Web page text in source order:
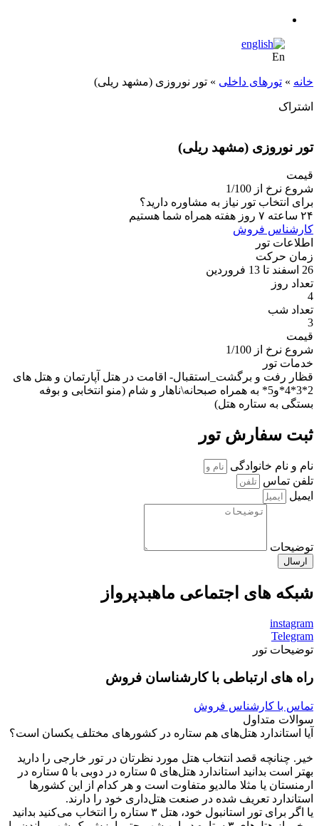
En
خانه » تورهای داخلی » تور نوروزی (مشهد ریلی)
اشتراک
تور نوروزی (مشهد ریلی)
قیمت
شروع نرخ از 1/100
برای انتخاب تور نیاز به مشاوره دارید؟‌‌
۲۴ ساعته ۷ روز هفته همراه شما هستیم‌
کارشناس فروش
اطلاعات تور
زمان حرکت
26 اسفند تا 13 فروردین
تعداد روز
4
تعداد شب
3
قیمت
شروع نرخ از 1/100
خدمات تور
قظار رفت و برگشت_استقبال- اقامت در هتل آپارتمان و هتل های
2*3*4*و5* به همراه صبحانه\ناهار و شام (منو انتخابی و بوفه
بستگی به ستاره هتل)
ثبت سفارش تور
نام و نام خانوادگی
تلفن تماس
ایمیل
توضیحات
ارسال
شبکه های اجتماعی ماهبدپرواز
instagram
Telegram
توضیحات تور
راه های ارتباطی با کارشناسان فروش
تماس با کارشناس فروش
سوالات متداول
آیا استاندارد هتل‌های هم ستاره در کشورهای مختلف یکسان است؟
خیر. چنانچه قصد انتخاب هتل مورد نظرتان در تور خارجی را دارید
بهتر است بدانید استاندارد هتل‌های ۵ ستاره در دوبی با ۵ ستاره در
ارمنستان یا مثلا مالدیو متفاوت است و هر کدام از این کشورها
استاندارد تعریف شده در صنعت هتل‌داری خود را دارند.
یا اگر برای تور استانبول خود، هتل ۳ ستاره را انتخاب می‌کنید بدانید